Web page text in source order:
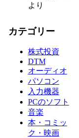
より
カテゴリー
株式投資
DTM
オーディオ
パソコン
入力機器
PCのソフト
音楽
本・コミッ
ク・映画